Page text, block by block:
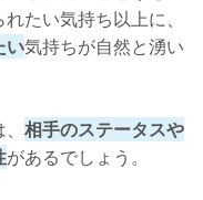
たい気持ち以上に、
い気持ちが自然と湧い
相手のステータスや
があるでしょう。